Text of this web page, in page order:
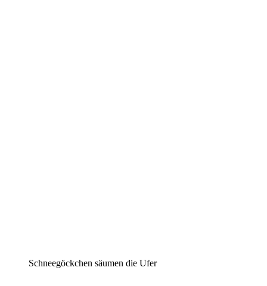
Schneegöckchen säumen die Ufer